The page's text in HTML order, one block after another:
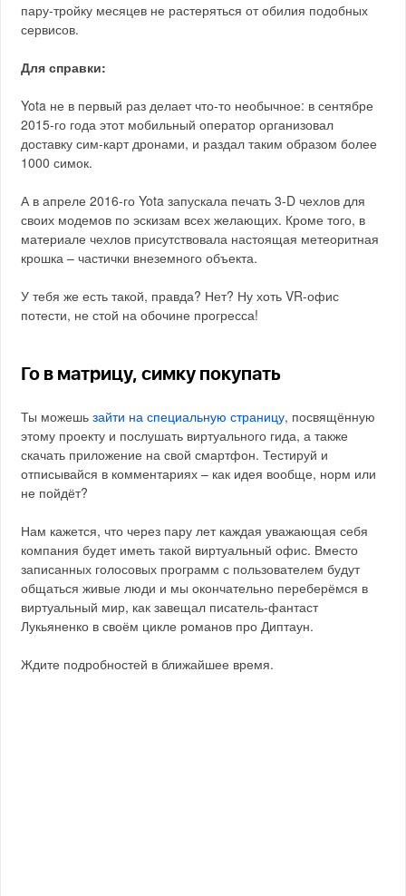
пару-тройку месяцев не растеряться от обилия подобных
сервисов.
Для справки:
Yota не в первый раз делает что-то необычное: в сентябре
2015-го года этот мобильный оператор организовал
доставку сим-карт дронами, и раздал таким образом более
1000 симок.
А в апреле 2016-го Yota запускала печать 3-D чехлов для
своих модемов по эскизам всех желающих. Кроме того, в
материале чехлов присутствовала настоящая метеоритная
крошка – частички внеземного объекта.
У тебя же есть такой, правда? Нет? Ну хоть VR-офис
потести, не стой на обочине прогресса!
Го в матрицу, симку покупать
Ты можешьзайти на специальную страницу, посвящённую
этому проекту и послушать виртуального гида, а также
скачать приложение на свой смартфон. Тестируй и
отписывайся в комментариях – как идея вообще, норм или
не пойдёт?
Нам кажется, что через пару лет каждая уважающая себя
компания будет иметь такой виртуальный офис. Вместо
записанных голосовых программ с пользователем будут
общаться живые люди и мы окончательно переберёмся в
виртуальный мир, как завещал писатель-фантаст
Лукьяненко в своём цикле романов про Диптаун.
Ждите подробностей в ближайшее время.